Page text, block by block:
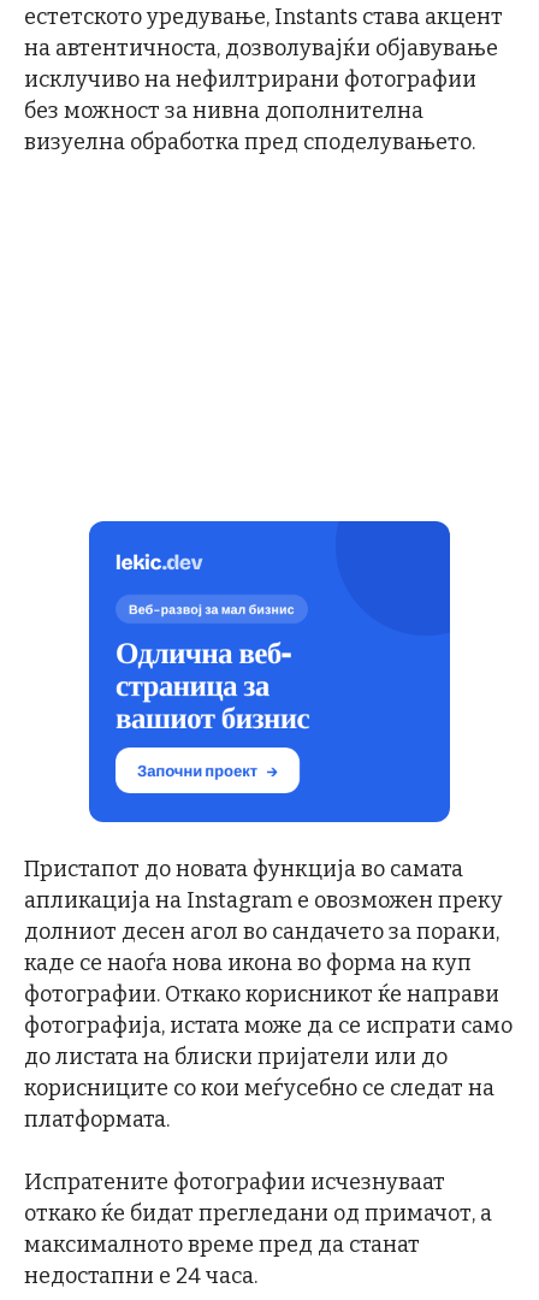
естетското уредување, Instants става акцент
на автентичноста, дозволувајќи објавување
исклучиво на нефилтрирани фотографии
без можност за нивна дополнителна
визуелна обработка пред споделувањето.
Пристапот до новата функција во самата
апликација на Instagram е овозможен преку
долниот десен агол во сандачето за пораки,
каде се наоѓа нова икона во форма на куп
фотографии. Откако корисникот ќе направи
фотографија, истата може да се испрати само
до листата на блиски пријатели или до
корисниците со кои меѓусебно се следат на
платформата.
Испратените фотографии исчезнуваат
откако ќе бидат прегледани од примачот, а
максималното време пред да станат
недостапни е 24 часа.